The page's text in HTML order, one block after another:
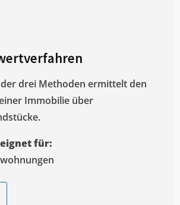
drei Methoden ermittelt den
Immobilie über
für: